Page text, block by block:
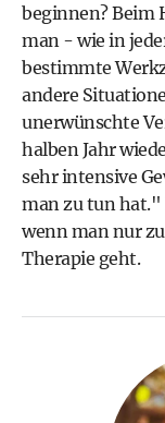
beginnen? Beim
man - wie in
bestimmte
andere
unerwünschte
halben Jahr
sehr intensive
man zu tun hat."
wenn man nur
Therapie geht.